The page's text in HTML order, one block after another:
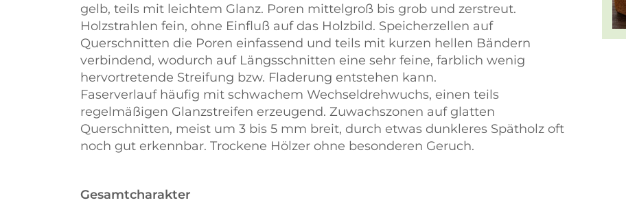
gelb, teils mit leichtem Glanz. Poren mittelgroß bis grob und zerstreut.
Holzstrahlen fein, ohne Einfluß auf das Holzbild. Speicherzellen auf
Querschnitten die Poren einfassend und teils mit kurzen hellen Bändern
verbindend, wodurch auf Längsschnitten eine sehr feine, farblich wenig
hervortretende Streifung bzw. Fladerung entstehen kann.
Faserverlauf häufig mit schwachem Wechseldrehwuchs, einen teils
regelmäßigen Glanzstreifen erzeugend. Zuwachszonen auf glatten
Querschnitten, meist um 3 bis 5 mm breit, durch etwas dunkleres Spätholz oft
noch gut erkennbar. Trockene Hölzer ohne besonderen Geruch.
Gesamtcharakter